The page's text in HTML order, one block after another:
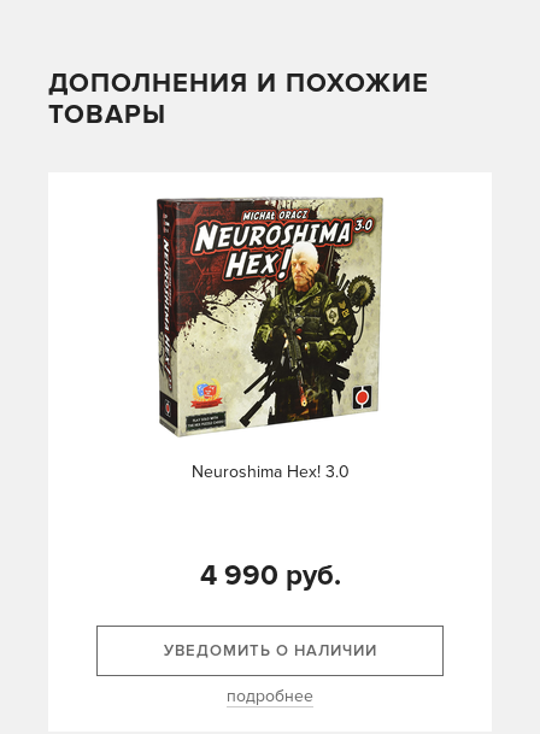
ДОПОЛНЕНИЯ И ПОХОЖИЕ
ТОВАРЫ
Neuroshima Hex! 3.0
4 990 руб.
УВЕДОМИТЬ О НАЛИЧИИ
подробнее